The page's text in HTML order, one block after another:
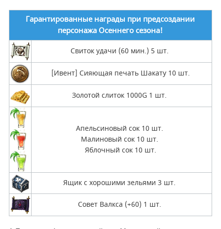
Гарантированные награды при предсоздании
персонажа Осеннего сезона!
Свиток удачи (60 мин.) 5 шт.
[Ивент] Сияющая печать Шакату 10 шт.
Золотой слиток 1000G 1 шт.
Апельсиновый сок 10 шт.
Малиновый сок 10 шт.
Яблочный сок 10 шт.
Ящик с хорошими зельями 3 шт.
Совет Валкса (+60) 1 шт.